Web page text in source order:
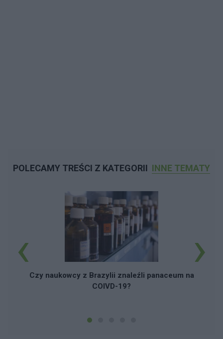
POLECAMY TREŚCI Z KATEGORII INNE TEMATY
Czy naukowcy z Brazylii znaleźli panaceum na
COIVD-19?
‹ ›